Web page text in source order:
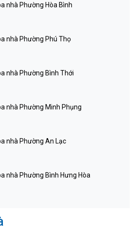
nhà Phường Hòa Bình
nhà Phường Phú Thọ
nhà Phường Bình Thới
nhà Phường Minh Phụng
nhà Phường An Lạc
nhà Phường Bình Hưng Hòa